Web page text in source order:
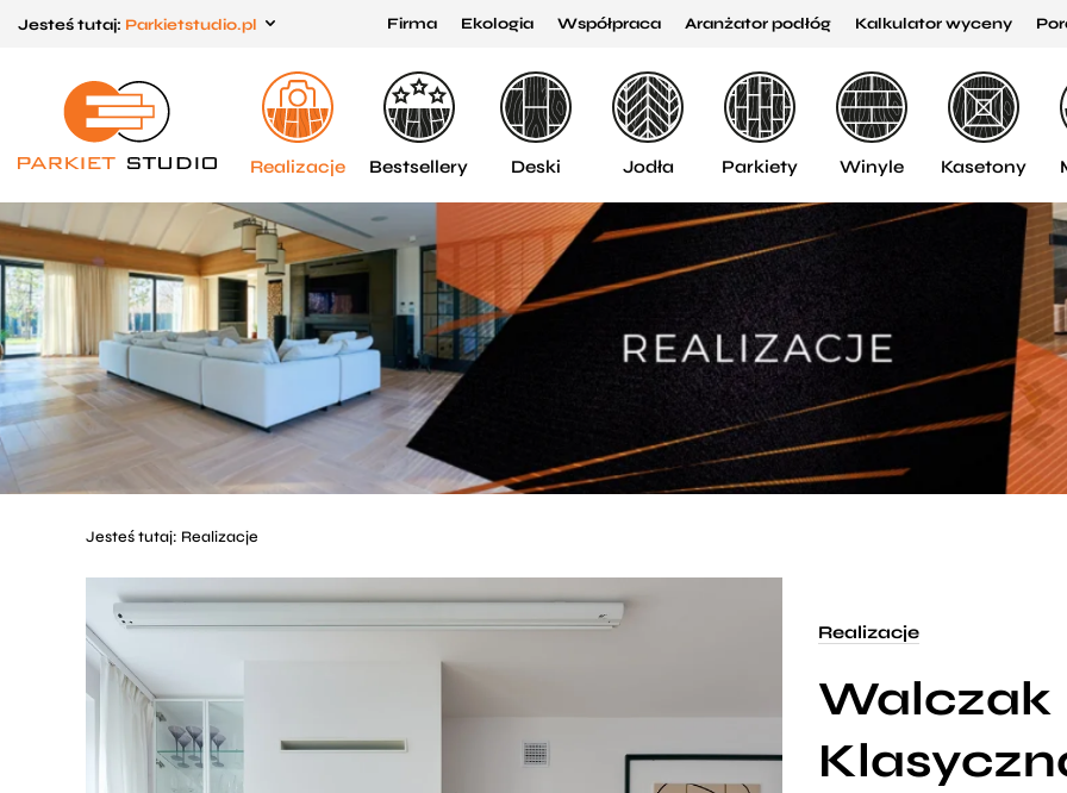
do menu
głównego
do
menu
w
stopce
Jesteś tutaj: Parkietstudio.pl Firma Ekologia Współpraca Aranżator podłóg Kalkulator wyceny
Realizacje Bestsellery Deski Jodła Parkiety Winyle Kasetony
Jesteś tutaj: Realizacje
Realizacje
Walczak